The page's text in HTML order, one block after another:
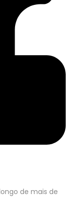
de mais de